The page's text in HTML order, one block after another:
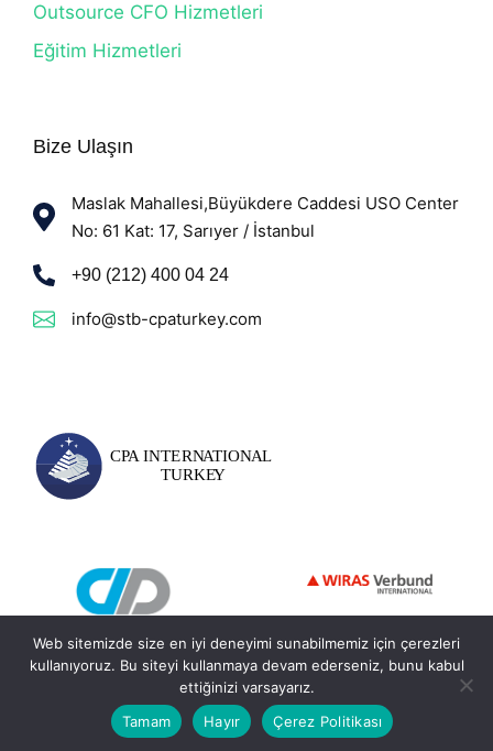
Outsource CFO Hizmetleri
Eğitim Hizmetleri
Bize Ulaşın
Maslak Mahallesi,Büyükdere Caddesi USO Center
No: 61 Kat: 17, Sarıyer / İstanbul
+90 (212) 400 04 24
info@stb-cpaturkey.com
© 2026 - STB CPA International Turkey. Tüm Hakları Saklıdır.
Web sitemizde size en iyi deneyimi sunabilmemiz için çerezleri
kullanıyoruz. Bu siteyi kullanmaya devam ederseniz, bunu kabul
ettiğinizi varsayarız.
Tamam
Hayır Çerez Politikası